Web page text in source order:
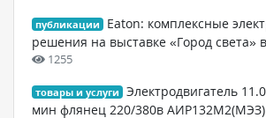
публикации
Eaton: комплексные
решения на выставке «Город света»
1255
товары и услуги
Электродвигатель
мин флянец 220/380в АИР132М2(МЭЗ)